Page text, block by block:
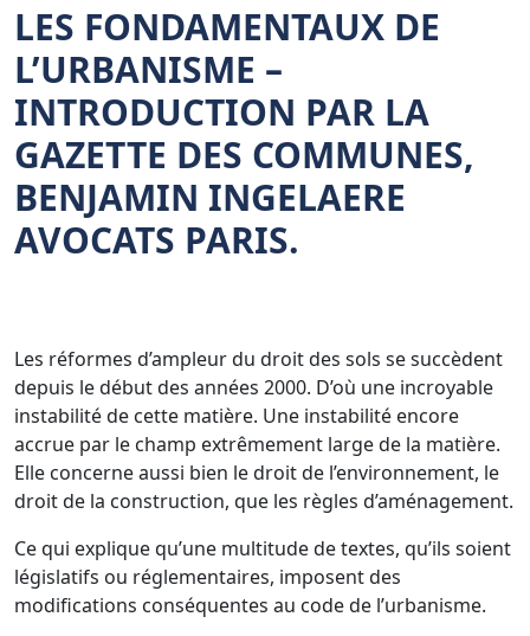
LES FONDAMENTAUX DE
L’URBANISME –
INTRODUCTION PAR LA
GAZETTE DES COMMUNES,
BENJAMIN INGELAERE
AVOCATS PARIS.
Les réformes d’ampleur du droit des sols se succèdent
depuis le début des années 2000. D’où une incroyable
instabilité de cette matière. Une instabilité encore
accrue par le champ extrêmement large de la matière.
Elle concerne aussi bien le droit de l’environnement, le
droit de la construction, que les règles d’aménagement.
Ce qui explique qu’une multitude de textes, qu’ils soient
législatifs ou réglementaires, imposent des
modifications conséquentes au code de l’urbanisme.